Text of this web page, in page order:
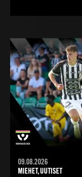
09.08.2026
MIEHET, UUTISET